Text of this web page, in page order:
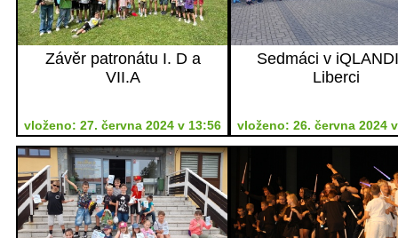
Závěr patronátu I. D a
VII.A
vloženo: 27. června 2024 v 13:56
Sedmáci v
Liberci
vloženo: 26. června 2024